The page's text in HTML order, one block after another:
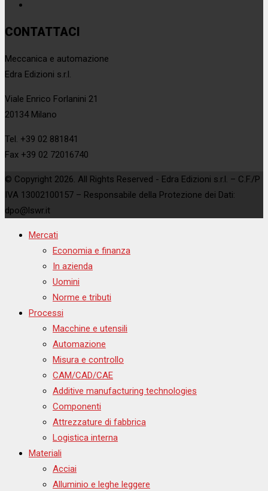
CONTATTACI
Meccanica e automazione
Edra Edizioni s.r.l.
Viale Enrico Forlanini 21
20134 Milano
Tel. +39 02 881841
Fax +39 02 72016740
© Copyright 2026. All Rights Reserved - Edra Edizioni s.r.l. – C.F./P
IVA 13002100157 – Responsabile della Protezione dei Dati:
dpo@lswr.it
Mercati
Economia e finanza
In azienda
Uomini
Norme e tributi
Processi
Macchine e utensili
Automazione
Misura e controllo
CAM/CAD/CAE
Additive manufacturing technologies
Componenti
Attrezzature di fabbrica
Logistica interna
Materiali
Acciai
Alluminio e leghe leggere